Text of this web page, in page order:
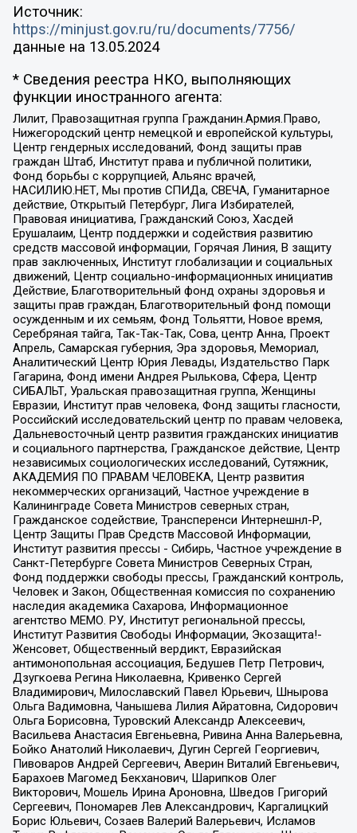
Источник:
https://minjust.gov.ru/ru/documents/7756/
данные на 13.05.2024
* Сведения реестра НКО, выполняющих
функции иностранного агента:
Лилит, Правозащитная группа Гражданин.Армия.Право,
Нижегородский центр немецкой и европейской культуры,
Центр гендерных исследований, Фонд защиты прав
граждан Штаб, Институт права и публичной политики,
Фонд борьбы с коррупцией, Альянс врачей,
НАСИЛИЮ.НЕТ, Мы против СПИДа, СВЕЧА, Гуманитарное
действие, Открытый Петербург, Лига Избирателей,
Правовая инициатива, Гражданский Союз, Хасдей
Ерушалаим, Центр поддержки и содействия развитию
средств массовой информации, Горячая Линия, В защиту
прав заключенных, Институт глобализации и социальных
движений, Центр социально-информационных инициатив
Действие, Благотворительный фонд охраны здоровья и
защиты прав граждан, Благотворительный фонд помощи
осужденным и их семьям, Фонд Тольятти, Новое время,
Серебряная тайга, Так-Так-Так, Сова, центр Анна, Проект
Апрель, Самарская губерния, Эра здоровья, Мемориал,
Аналитический Центр Юрия Левады, Издательство Парк
Гагарина, Фонд имени Андрея Рылькова, Сфера, Центр
СИБАЛЬТ, Уральская правозащитная группа, Женщины
Евразии, Институт прав человека, Фонд защиты гласности,
Российский исследовательский центр по правам человека,
Дальневосточный центр развития гражданских инициатив
и социального партнерства, Гражданское действие, Центр
независимых социологических исследований, Сутяжник,
АКАДЕМИЯ ПО ПРАВАМ ЧЕЛОВЕКА, Центр развития
некоммерческих организаций, Частное учреждение в
Калининграде Совета Министров северных стран,
Гражданское содействие, Трансперенси Интернешнл-Р,
Центр Защиты Прав Средств Массовой Информации,
Институт развития прессы - Сибирь, Частное учреждение в
Санкт-Петербурге Совета Министров Северных Стран,
Фонд поддержки свободы прессы, Гражданский контроль,
Человек и Закон, Общественная комиссия по сохранению
наследия академика Сахарова, Информационное
агентство МЕМО. РУ, Институт региональной прессы,
Институт Развития Свободы Информации, Экозащита!-
Женсовет, Общественный вердикт, Евразийская
антимонопольная ассоциация, Бедушев Петр Петрович,
Дзугкоева Регина Николаевна, Кривенко Сергей
Владимирович, Милославский Павел Юрьевич, Шнырова
Ольга Вадимовна, Чанышева Лилия Айратовна, Сидорович
Ольга Борисовна, Туровский Александр Алексеевич,
Васильева Анастасия Евгеньевна, Ривина Анна Валерьевна,
Бойко Анатолий Николаевич, Дугин Сергей Георгиевич,
Пивоваров Андрей Сергеевич, Аверин Виталий Евгеньевич,
Барахоев Магомед Бекханович, Шарипков Олег
Викторович, Мошель Ирина Ароновна, Шведов Григорий
Сергеевич, Пономарев Лев Александрович, Каргалицкий
Борис Юльевич, Созаев Валерий Валерьевич, Исламов